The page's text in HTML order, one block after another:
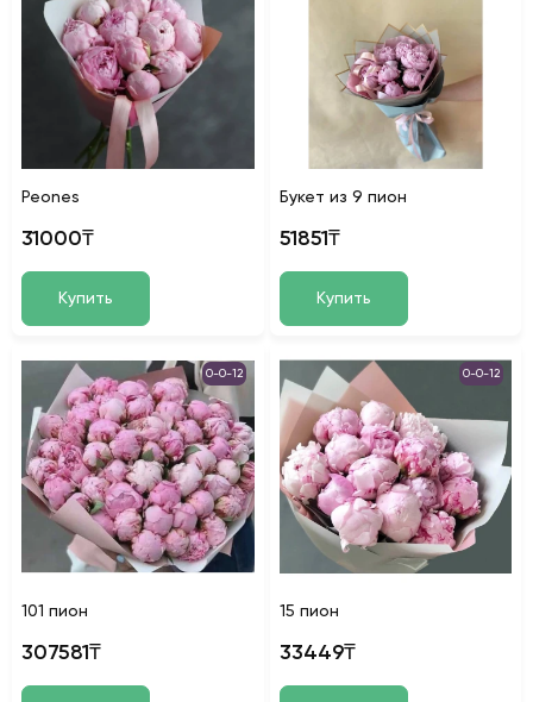
Peones
31000₸
Купить
Букет из 9 пион
51851₸
Купить
0-0-12
101 пион
307581₸
0-0-12
15 пион
33449₸